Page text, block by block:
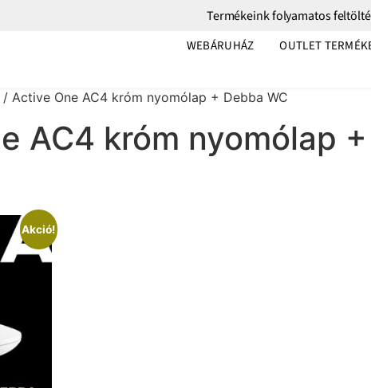
Termékeink folyamatos
WEBÁRUHÁZ OUTLET
Active One AC4 króm nyomólap + Debba WC
AC4 króm nyomólap
Akció!